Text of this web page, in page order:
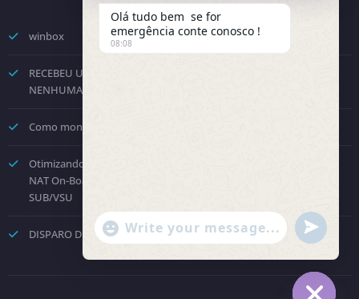
winbox
RECEBEU UMA NOTIFICAÇÃO DA FENINFRA? NÃO TOME
NENHUMA DECISÃO POR PRESSÃO.
Como montar um provedor com a Starlink? Passo a passo!
Otimizando o Roteamento e Processamento: Como Desabilitar o
NAT On-Board no Huawei NE8000 e Direcionar para a Placa
SUB/VSU
DISPARO DE COBRANÇAS – API OFICIAL WHATSAPP
Olá tudo bem se for
emergência conte conosco !
08:08
"+chaty_settings.lang.emoji_picker+"
WhatsApp Message
undefined